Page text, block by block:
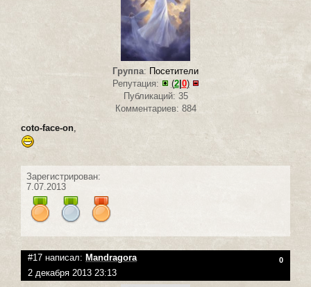
Группа: Посетители
Репутация:
(2|0)
Публикаций: 35
Комментариев: 884
coto-face-on
Зарегистрирован:
7.07.2013
#17 написал: Mandragora 0
2 декабря 2013 23:13